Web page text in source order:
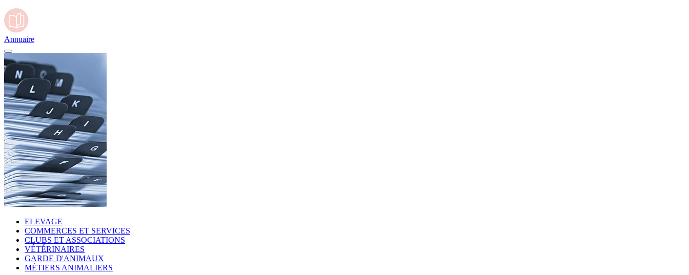
Annuaire
ELEVAGE
COMMERCES ET SERVICES
CLUBS ET ASSOCIATIONS
VÉTÉRINAIRES
GARDE D'ANIMAUX
MÉTIERS ANIMALIERS